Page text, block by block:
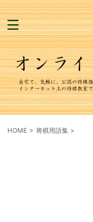
HOME > 将棋用語集 >